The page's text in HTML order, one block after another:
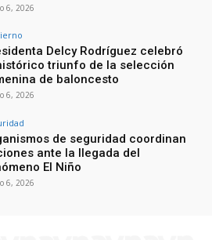
6, 2026
Delcy Rodríguez celebró
triunfo de la selección
de baloncesto
6, 2026
de seguridad coordinan
ante la llegada del
El Niño
6, 2026